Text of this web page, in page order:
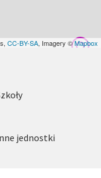
CC-BY-SA, Imagery ©Mapbox
jednostki